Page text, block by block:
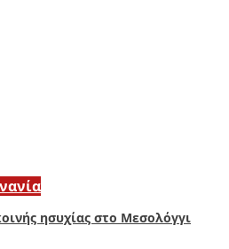
ησυχίας στο Μεσολόγγι